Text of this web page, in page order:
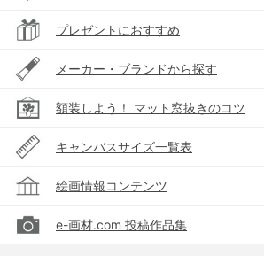
プレゼントにおすすめ
メーカー・ブランドから探す
額装しよう！ マット窓抜きのコツ
キャンバスサイズ一覧表
絵画情報コンテンツ
e-画材.com 投稿作品集